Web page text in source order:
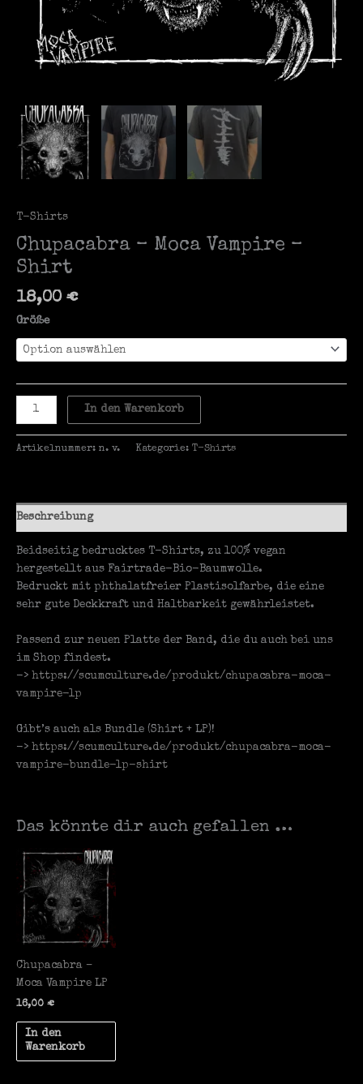
T-Shirts
Chupacabra – Moca Vampire –
Shirt
18,00 €
Größe
Chupacabra
-
Moca
Menge
In den Warenkorb
Artikelnummer: n. v. Kategorie: T-Shirts
Beschreibung
Beidseitig bedrucktes T-Shirts, zu 100% vegan
hergestellt aus Fairtrade-Bio-Baumwolle.
Bedruckt mit phthalatfreier Plastisolfarbe, die eine
sehr gute Deckkraft und Haltbarkeit gewährleistet.
Passend zur neuen Platte der Band, die du auch bei uns
im Shop findest.
-> https://scumculture.de/produkt/chupacabra-moca-
vampire-lp
Gibt’s auch als Bundle (Shirt + LP)!
-> https://scumculture.de/produkt/chupacabra-moca-
vampire-bundle-lp-shirt
Das könnte dir auch gefallen …
Chupacabra –
Moca Vampire LP
16,00 €
In den
Warenkorb